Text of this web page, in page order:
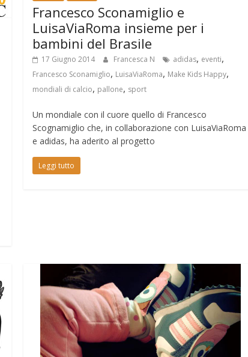
Francesco Sconamiglio e
LuisaViaRoma insieme per i
bambini del Brasile
17 Giugno 2014 Francesca N adidas, eventi,
Francesco Sconamiglio, LuisaViaRoma, Make Kids Happy,
mondiali di calcio, pallone, sport
Un mondiale con il cuore quello di Francesco
Scognamiglio che, in collaborazione con LuisaViaRoma
e adidas, ha aderito al progetto
Leggi tutto